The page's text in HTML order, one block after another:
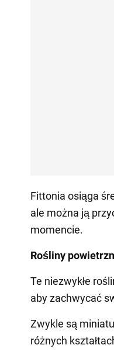
Fittonia osiąga
ale można ją
momencie.
Rośliny
Te niezwykłe
aby zachwycać
Zwykle są
różnych